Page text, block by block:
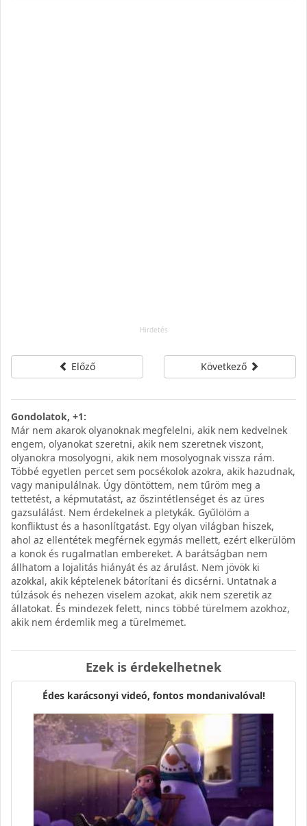
Előző Következő
Gondolatok, +1:
Már nem akarok olyanoknak megfelelni, akik nem kedvelnek
engem, olyanokat szeretni, akik nem szeretnek viszont,
olyanokra mosolyogni, akik nem mosolyognak vissza rám.
Többé egyetlen percet sem pocsékolok azokra, akik hazudnak,
vagy manipulálnak. Úgy döntöttem, nem tűröm meg a
tettetést, a képmutatást, az őszintétlenséget és az üres
gazsulálást. Nem érdekelnek a pletykák. Gyűlölöm a
konfliktust és a hasonlítgatást. Egy olyan világban hiszek,
ahol az ellentétek megférnek egymás mellett, ezért elkerülöm
a konok és rugalmatlan embereket. A barátságban nem
állhatom a lojalitás hiányát és az árulást. Nem jövök ki
azokkal, akik képtelenek bátorítani és dicsérni. Untatnak a
túlzások és nehezen viselem azokat, akik nem szeretik az
állatokat. És mindezek felett, nincs többé türelmem azokhoz,
akik nem érdemlik meg a türelmemet.
Ezek is érdekelhetnek
Édes karácsonyi videó, fontos mondanivalóval!